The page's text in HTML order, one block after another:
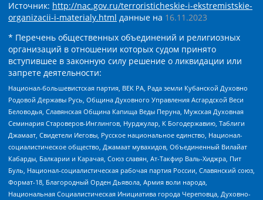
Источник: http://nac.gov.ru/terroristicheskie-i-ekstremistskie-
organizacii-i-materialy.html данные на 16.11.2023
* Перечень общественных объединений и религиозных
организаций в отношении которых судом принято
вступившее в законную силу решение о ликвидации или
запрете деятельности:
Национал-большевистская партия, ВЕК РА, Рада земли Кубанской Духовно
Родовой Державы Русь, Община Духовного Управления Асгардской Веси
Беловодья, Славянская Община Капища Веды Перуна, Мужская Духовная
Семинария Староверов-Инглингов, Нурджулар, К Богодержавию, Таблиги
Джамаат, Свидетели Иеговы, Русское национальное единство, Национал-
социалистическое общество, Джамаат мувахидов, Объединенный Вилайат
Кабарды, Балкарии и Карачая, Союз славян, Ат-Такфир Валь-Хиджра, Пит
Буль, Национал-социалистическая рабочая партия России, Славянский союз,
Формат-18, Благородный Орден Дьявола, Армия воли народа,
Национальная Социалистическая Инициатива города Череповца, Духовно-